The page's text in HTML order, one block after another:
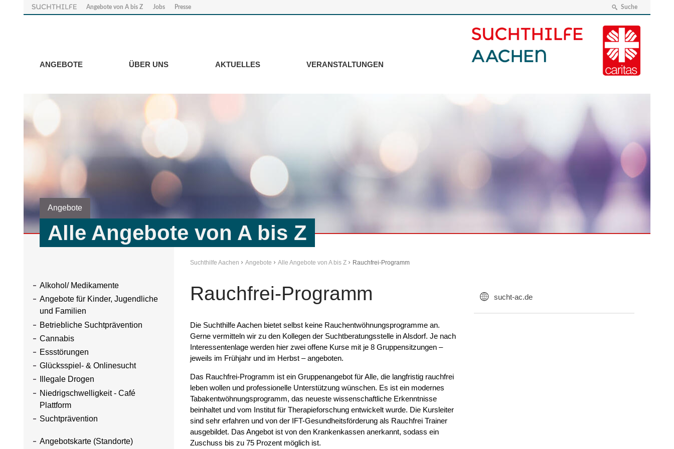
Angebote von A bis Z Jobs Presse Suche
ANGEBOTE ÜBER UNS AKTUELLES VERANSTALTUNGEN
Angebote
Alle Angebote von A bis Z
Alkohol/ Medikamente
Angebote für Kinder, Jugendliche
und Familien
Betriebliche Suchtprävention
Cannabis
Essstörungen
Glücksspiel- & Onlinesucht
Illegale Drogen
Niedrigschwelligkeit - Café
Plattform
Suchtprävention
Angebotskarte (Standorte)
Suchthilfe Aachen Angebote Alle Angebote von A bis Z Rauchfrei-Programm
Rauchfrei-Programm
Die Suchthilfe Aachen bietet selbst keine Rauchentwöhnungsprogramme an.
Gerne vermitteln wir zu den Kollegen der Suchtberatungsstelle in Alsdorf. Je nach
Interessentenlage werden hier zwei offene Kurse mit je 8 Gruppensitzungen –
jeweils im Frühjahr und im Herbst – angeboten.
Das Rauchfrei-Programm ist ein Gruppenangebot für Alle, die langfristig rauchfrei
leben wollen und professionelle Unterstützung wünschen. Es ist ein modernes
Tabakentwöhnungsprogramm, das neueste wissenschaftliche Erkenntnisse
beinhaltet und vom Institut für Therapieforschung entwickelt wurde. Die Kursleiter
sind sehr erfahren und von der IFT-Gesundheitsförderung als Rauchfrei Trainer
ausgebildet. Das Angebot ist von den Krankenkassen anerkannt, sodass ein
Zuschuss bis zu 75 Prozent möglich ist.
sucht-ac.de